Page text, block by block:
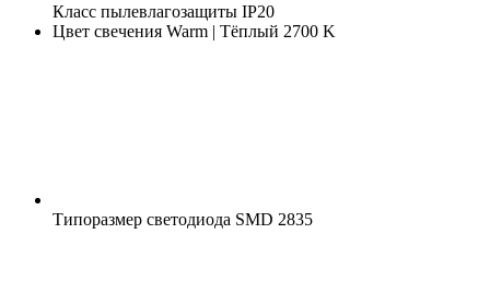
Класс пылевлагозащиты IP20
Цвет свечения Warm | Тёплый 2700 K
Типоразмер светодиода SMD 2835